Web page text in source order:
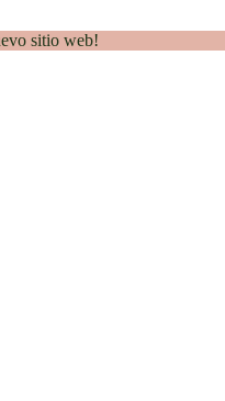
sitio web!